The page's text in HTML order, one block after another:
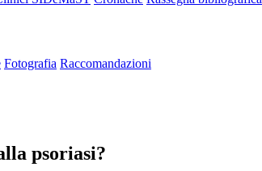
Fotografia Raccomandazioni
psoriasi?